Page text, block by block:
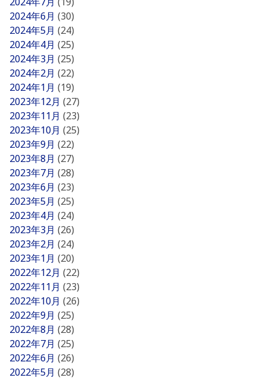
2024年6月 (30)
2024年5月 (24)
2024年4月 (25)
2024年3月 (25)
2024年2月 (22)
2024年1月 (19)
2023年12月 (27)
2023年11月 (23)
2023年10月 (25)
2023年9月 (22)
2023年8月 (27)
2023年7月 (28)
2023年6月 (23)
2023年5月 (25)
2023年4月 (24)
2023年3月 (26)
2023年2月 (24)
2023年1月 (20)
2022年12月 (22)
2022年11月 (23)
2022年10月 (26)
2022年9月 (25)
2022年8月 (28)
2022年7月 (25)
2022年6月 (26)
2022年5月 (28)